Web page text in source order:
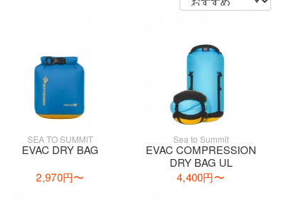
SEA TO SUMMIT
EVAC DRY BAG
2,970円〜
Sea to Summit
EVAC COMPRESSION
DRY BAG UL
4,400円〜